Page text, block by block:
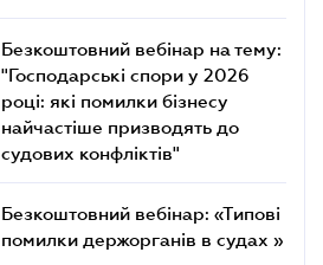
Безкоштовний вебінар на тему:
"Господарські спори у 2026
році: які помилки бізнесу
найчастіше призводять до
судових конфліктів"
Безкоштовний вебінар: «Типові
помилки держорганів в судах »